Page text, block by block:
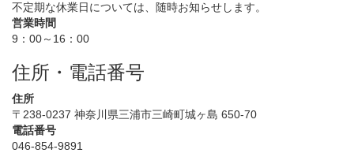
不定期な休業日については、随時お知らせします。
営業時間
9：00～16：00
住所・電話番号
住所
〒238-0237 神奈川県三浦市三崎町城ヶ島 650-70
電話番号
046-854-9891